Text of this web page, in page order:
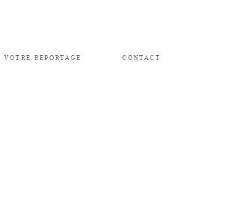
VOTRE REPORTAGE CONTACT